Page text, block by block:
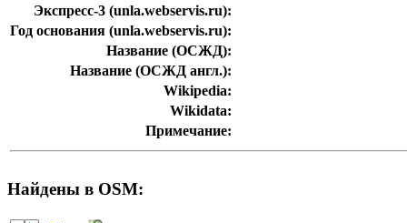
Экспресс-3 (unla.webservis.ru):
Год основания (unla.webservis.ru):
Название (ОСЖД):
Название (ОСЖД англ.):
Wikipedia:
Wikidata:
Примечание:
Найдены в OSM: